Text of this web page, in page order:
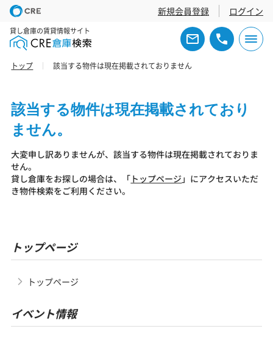
新規会員登録 ログイン
貸し倉庫の賃貸情報サイト
トップ 該当する物件は現在掲載されておりません
該当する物件は現在掲載されており
ません。
大変申し訳ありませんが、該当する物件は現在掲載されておりま
せん。
貸し倉庫をお探しの場合は、「 トップページ 」にアクセスいただ
き物件検索をご利用ください。
トップページ
トップページ
イベント情報